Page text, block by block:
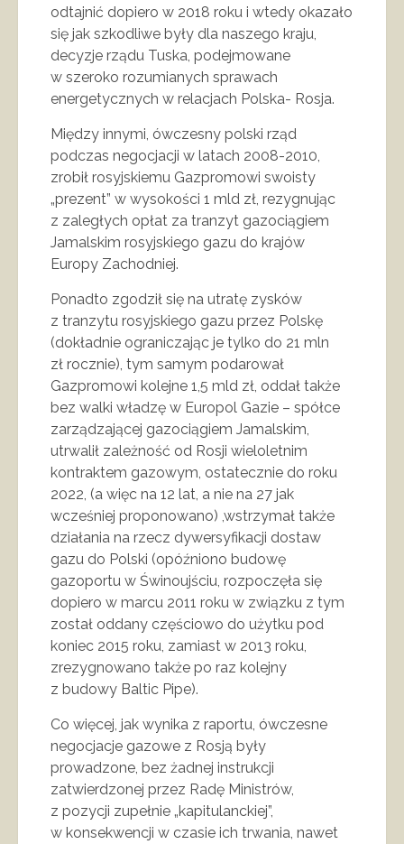
odtajnić dopiero w 2018 roku i wtedy okazało
się jak szkodliwe były dla naszego kraju,
decyzje rządu Tuska, podejmowane
w szeroko rozumianych sprawach
energetycznych w relacjach Polska- Rosja.
Między innymi, ówczesny polski rząd
podczas negocjacji w latach 2008-2010,
zrobił rosyjskiemu Gazpromowi swoisty
„prezent” w wysokości 1 mld zł, rezygnując
z zaległych opłat za tranzyt gazociągiem
Jamalskim rosyjskiego gazu do krajów
Europy Zachodniej.
Ponadto zgodził się na utratę zysków
z tranzytu rosyjskiego gazu przez Polskę
(dokładnie ograniczając je tylko do 21 mln
zł rocznie), tym samym podarował
Gazpromowi kolejne 1,5 mld zł, oddał także
bez walki władzę w Europol Gazie – spółce
zarządzającej gazociągiem Jamalskim,
utrwalił zależność od Rosji wieloletnim
kontraktem gazowym, ostatecznie do roku
2022, (a więc na 12 lat, a nie na 27 jak
wcześniej proponowano) ,wstrzymał także
działania na rzecz dywersyfikacji dostaw
gazu do Polski (opóźniono budowę
gazoportu w Świnoujściu, rozpoczęła się
dopiero w marcu 2011 roku w związku z tym
został oddany częściowo do użytku pod
koniec 2015 roku, zamiast w 2013 roku,
zrezygnowano także po raz kolejny
z budowy Baltic Pipe).
Co więcej, jak wynika z raportu, ówczesne
negocjacje gazowe z Rosją były
prowadzone, bez żadnej instrukcji
zatwierdzonej przez Radę Ministrów,
z pozycji zupełnie „kapitulanckiej”,
w konsekwencji w czasie ich trwania, nawet